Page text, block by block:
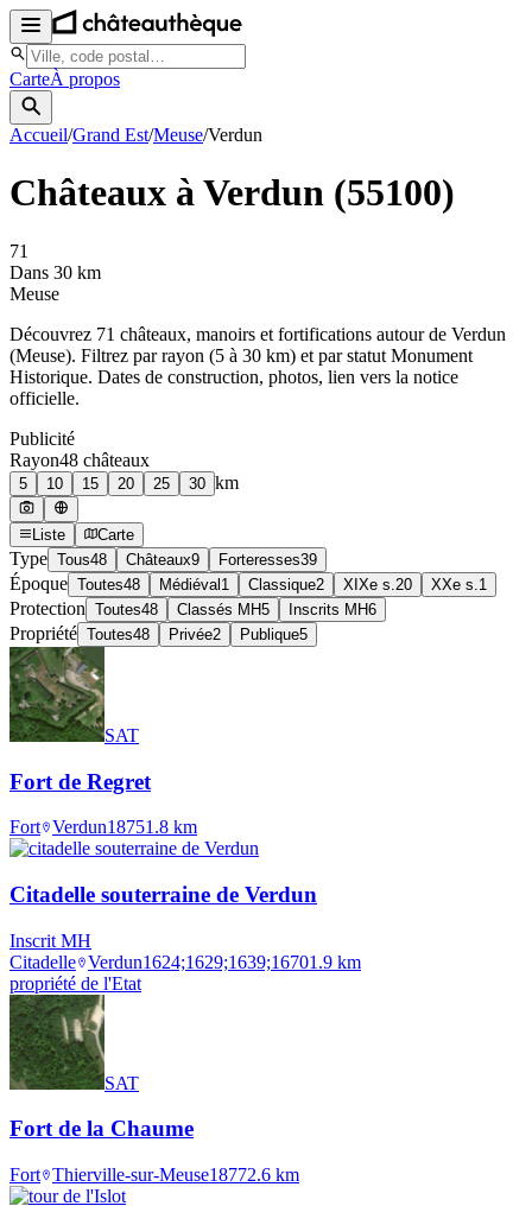
CarteÀ propos
Accueil/Grand Est/Meuse/Verdun
Châteaux àVerdun (55100)
71
Dans 30 km
Meuse
Découvrez 71 châteaux, manoirs et fortifications autour de Verdun
(Meuse). Filtrez par rayon (5 à 30 km) et par statut Monument
Historique. Dates de construction, photos, lien vers la notice
officielle.
Publicité
Rayon48 châteaux
5 10 15 20 25 30 km
Liste Carte
Type Tous48 Châteaux9 Forteresses39
Époque Toutes48 Médiéval 1 Classique2 XIXe s. 20 XXe s. 1
Protection Toutes48 Classés MH5 Inscrits MH6
Propriété Toutes48 Privée2 Publique5
SAT
Fort de Regret
Fort Verdun18751.8 km
Citadelle souterraine de Verdun
Inscrit MH
Citadelle Verdun1624;1629;1639;16701.9 km
propriété de l'Etat
SAT
Fort de la Chaume
Fort Thierville-sur-Meuse18772.6 km